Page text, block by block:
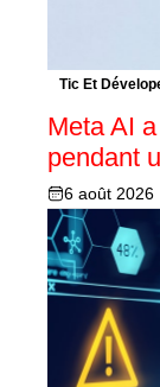
Tic Et
Meta AI
pendant
6 août 2026